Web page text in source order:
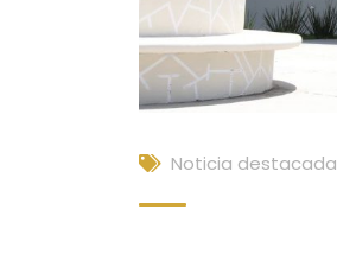
Noticia destacada